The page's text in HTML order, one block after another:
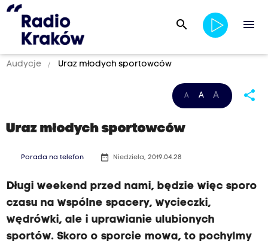
search menu
Audycje Uraz młodych sportowców
A A A share
Uraz młodych sportowców
Porada na telefon date_range Niedziela, 2019.04.28
Długi weekend przed nami, będzie więc sporo
czasu na wspólne spacery, wycieczki,
wędrówki, ale i uprawianie ulubionych
sportów. Skoro o sporcie mowa, to pochylmy